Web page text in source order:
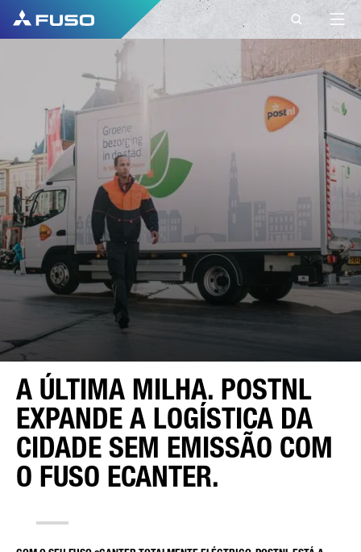
A ÚLTIMA MILHA. POSTNL
EXPANDE A LOGÍSTICA DA
CIDADE SEM EMISSÃO COM
O FUSO ECANTER.
FUSO EUROPE
CONTACTO
Tem perguntas? Envie-nos o seu pedido
através deste formulário de contacto.
PRIMEIRO NOME*
APELIDO*
DISTRITO
TIPO DE PEDIDO*